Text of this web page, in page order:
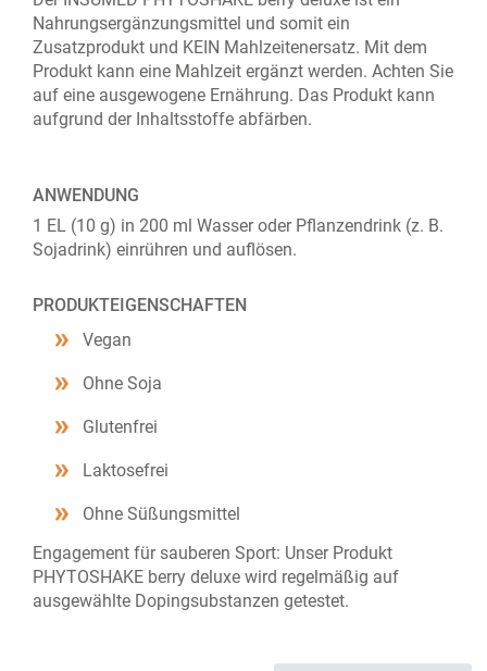
Nahrungsergänzungsmittel und somit ein
Zusatzprodukt und KEIN Mahlzeitenersatz. Mit dem
Produkt kann eine Mahlzeit ergänzt werden. Achten Sie
auf eine ausgewogene Ernährung. Das Produkt kann
aufgrund der Inhaltsstoffe abfärben.
ANWENDUNG
1 EL (10 g) in 200 ml Wasser oder Pflanzendrink (z. B.
Sojadrink) einrühren und auflösen.
PRODUKTEIGENSCHAFTEN
Vegan
Ohne Soja
Glutenfrei
Laktosefrei
Ohne Süßungsmittel
Engagement für sauberen Sport: Unser Produkt
PHYTOSHAKE berry deluxe wird regelmäßig auf
ausgewählte Dopingsubstanzen getestet.